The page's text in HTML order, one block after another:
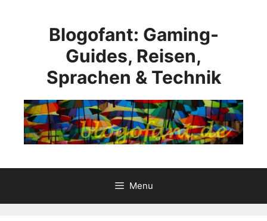
Blogofant: Gaming-
Guides, Reisen,
Sprachen & Technik
Menu